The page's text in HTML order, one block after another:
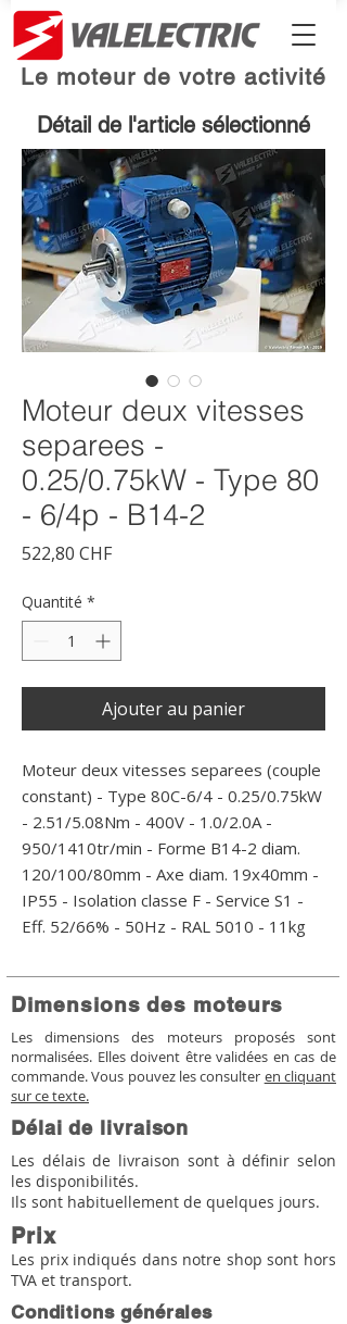
Le moteur de votre activité
Détail de l'article sélectionné
Moteur deux vitesses
separees -
0.25/0.75kW - Type 80
- 6/4p - B14-2
522,80 CHFPrix
Quantité *
Ajouter au panier
Moteur deux vitesses separees (couple
constant) - Type 80C-6/4 - 0.25/0.75kW
- 2.51/5.08Nm - 400V - 1.0/2.0A -
950/1410tr/min - Forme B14-2 diam.
120/100/80mm - Axe diam. 19x40mm -
IP55 - Isolation classe F - Service S1 -
Eff. 52/66% - 50Hz - RAL 5010 - 11kg
Dimensions des moteurs
Les dimensions des moteurs proposés sont
normalisées. Elles doivent être validées en cas de
commande. Vous pouvez les consulter en cliquant
sur ce texte.
Délai de livraison
Les délais de livraison sont à définir selon
les disponibilités.
Ils sont habituellement de quelques jours.
Prix
Les prix indiqués dans notre shop sont hors
TVA et transport.
Conditions générales